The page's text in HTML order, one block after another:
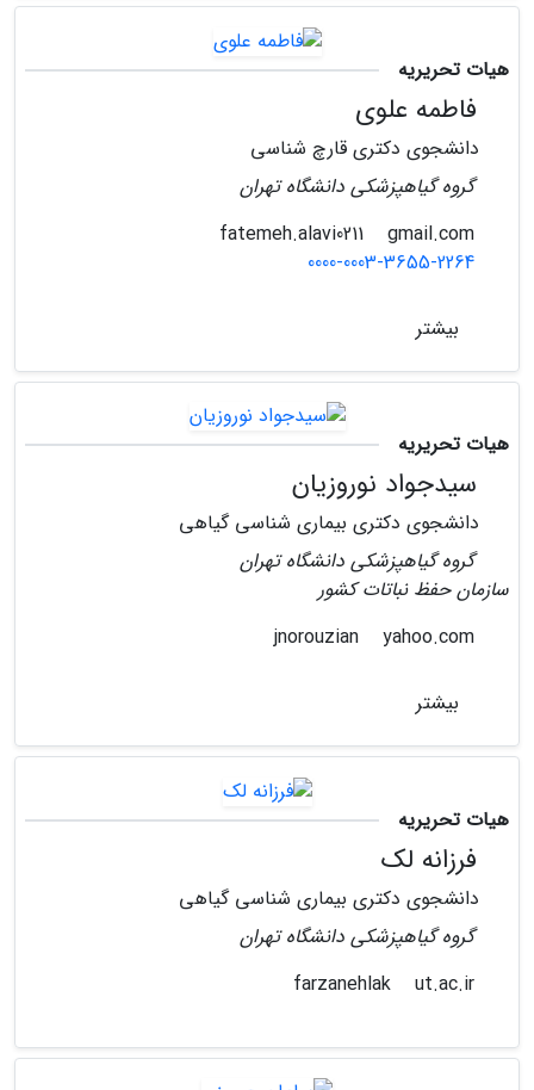
هیات تحریریه
فاطمه علوی
دانشجوی دکتری قارچ شناسی
گروه گیاهپزشکی دانشگاه تهران
gmail.com
0000-0003-3655-2264
بیشتر
هیات تحریریه
سیدجواد نوروزیان
دانشجوی دکتری بیماری شناسی گیاهی
گروه گیاهپزشکی دانشگاه تهران
سازمان حفظ نباتات کشور
yahoo.com
بیشتر
هیات تحریریه
فرزانه لک
دانشجوی دکتری بیماری شناسی گیاهی
گروه گیاهپزشکی دانشگاه تهران
ut.ac.ir